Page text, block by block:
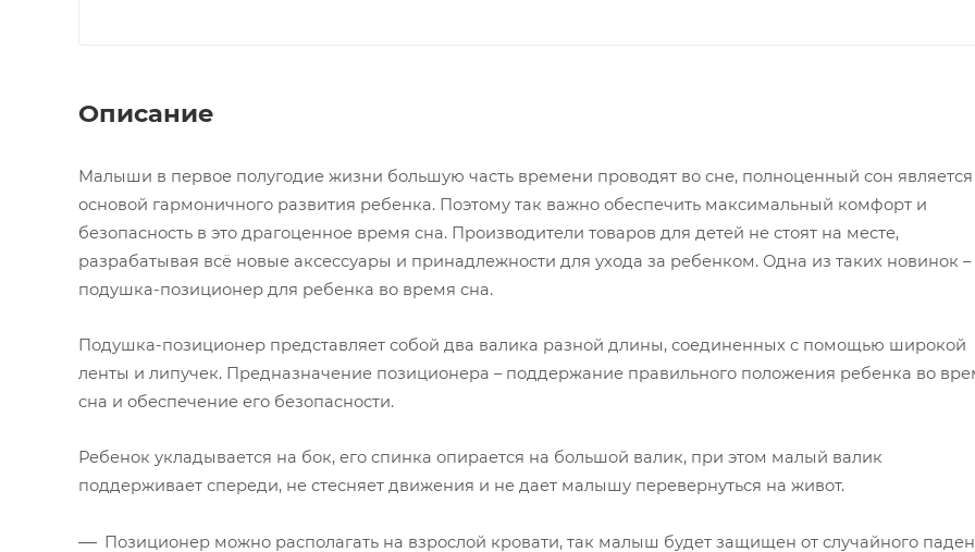
Описание
Малыши в первое полугодие жизни большую часть времени проводят во сне, полноценный сон является
основой гармоничного развития ребенка. Поэтому так важно обеспечить максимальный комфорт и
безопасность в это драгоценное время сна. Производители товаров для детей не стоят на месте,
разрабатывая всё новые аксессуары и принадлежности для ухода за ребенком. Одна из таких новинок –
подушка-позиционер для ребенка во время сна.
Подушка-позиционер представляет собой два валика разной длины, соединенных с помощью широкой
ленты и липучек. Предназначение позиционера – поддержание правильного положения ребенка во
сна и обеспечение его безопасности.
Ребенок укладывается на бок, его спинка опирается на большой валик, при этом малый валик
поддерживает спереди, не стесняет движения и не дает малышу перевернуться на живот.
Позиционер можно располагать на взрослой кровати, так малыш будет защищен от случайного